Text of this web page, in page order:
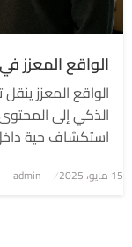
الواقع المعزز
الواقع المعزز
الذكي إلى
استكشاف حية
نُشر
15 مايو، 2025 admin